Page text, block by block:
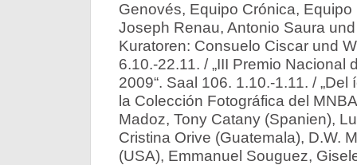
Genovés, Equipo Crónica,
Joseph Renau, Antonio Saura
Kuratoren: Consuelo Ciscar und
6.10.-22.11. / „III Premio Nacional
2009“. Saal 106. 1.10.-1.11. /
la Colección Fotográfica del
Madoz, Tony Catany (Spanien),
Cristina Orive (Guatemala), D.W.
(USA), Emmanuel Souguez,